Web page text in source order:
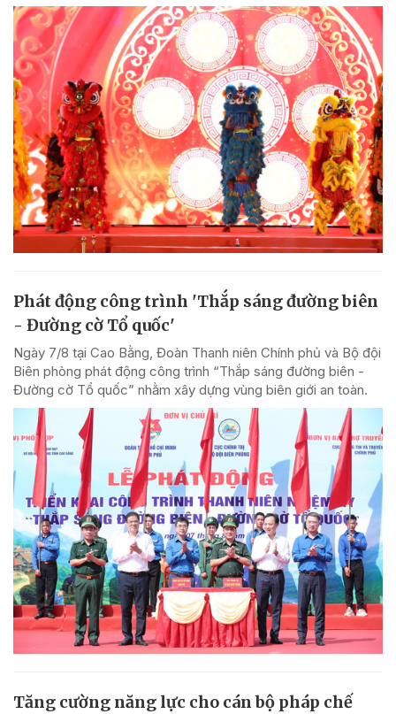
Phát động công trình 'Thắp sáng đường biên
- Đường cờ Tổ quốc'
Ngày 7/8 tại Cao Bằng, Đoàn Thanh niên Chính phủ và Bộ đội
Biên phòng phát động công trình “Thắp sáng đường biên -
Đường cờ Tổ quốc” nhằm xây dựng vùng biên giới an toàn.
Tăng cường năng lực cho cán bộ pháp chế